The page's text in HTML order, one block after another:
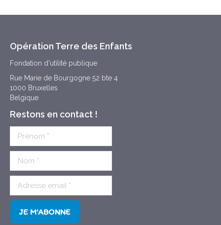
Opération Terre des Enfants
Fondation d'utilité publique
Rue Marie de Bourgogne 52 bte 4
1000 Bruxelles
Belgique
Restons en contact !